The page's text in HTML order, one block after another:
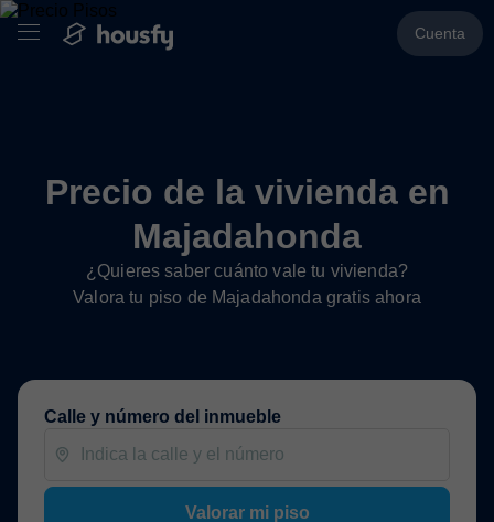
Cuenta
Precio de la vivienda en
Majadahonda
¿Quieres saber cuánto vale tu vivienda?
Valora tu piso de Majadahonda gratis ahora
Calle y número del inmueble
Valorar mi piso